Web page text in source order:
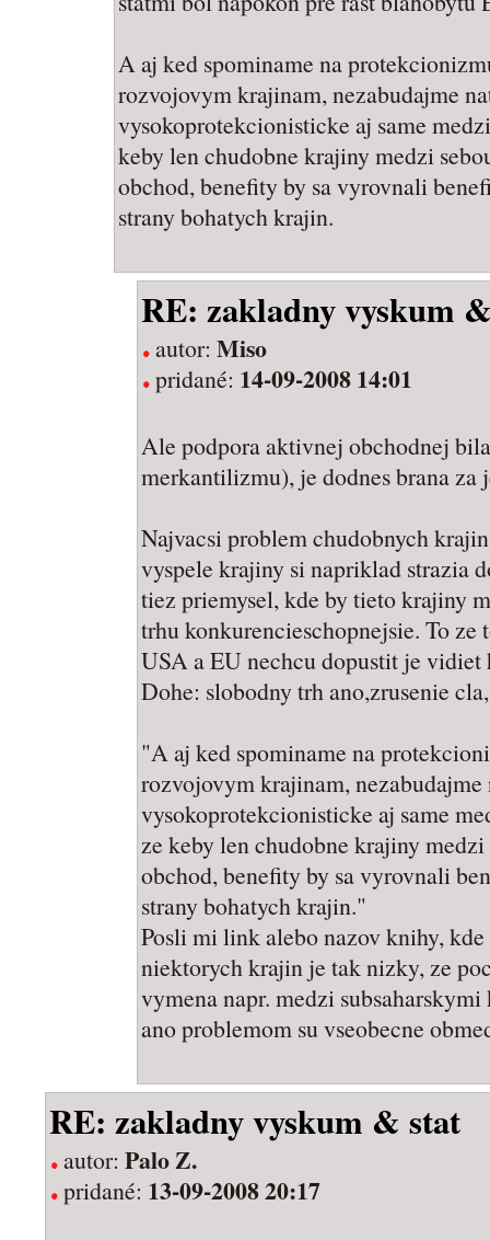
A aj ked spominame na
rozvojovym krajinam, nezabudajme
vysokoprotekcionisticke aj same
keby len chudobne krajiny medzi
obchod, benefity by sa vyrovnali
strany bohatych krajin.
RE: zakladny vyskum
autor: Miso
pridané: 14-09-2008 14:01
Ale podpora aktivnej obchodnej
merkantilizmu), je dodnes brana za
Najvacsi problem chudobnych
vyspele krajiny si napriklad strazia
tiez priemysel, kde by tieto krajiny
trhu konkurencieschopnejsie. To ze
USA a EU nechcu dopustit je vidiet
Dohe: slobodny trh ano,zrusenie
"A aj ked spominame na
rozvojovym krajinam,
vysokoprotekcionisticke aj same
ze keby len chudobne krajiny
obchod, benefity by sa vyrovnali
strany bohatych krajin."
Posli mi link alebo nazov knihy,
niektorych krajin je tak nizky, ze
vymena napr. medzi
ano problemom su vseobecne
RE: zakladny vyskum & stat
autor: Palo Z.
pridané: 13-09-2008 20:17